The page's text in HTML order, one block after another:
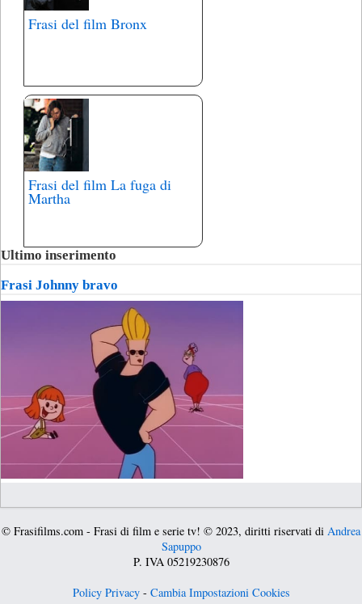
Frasi del film Bronx
Frasi del film La fuga di
Martha
Ultimo inserimento
Frasi Johnny bravo
© Frasifilms.com - Frasi di film e serie tv! © 2023, diritti riservati di Andrea
Sapuppo
P. IVA 05219230876
Policy Privacy- Cambia Impostazioni Cookies